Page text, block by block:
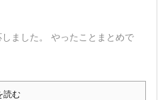
ました。 やったことまとめで
読む